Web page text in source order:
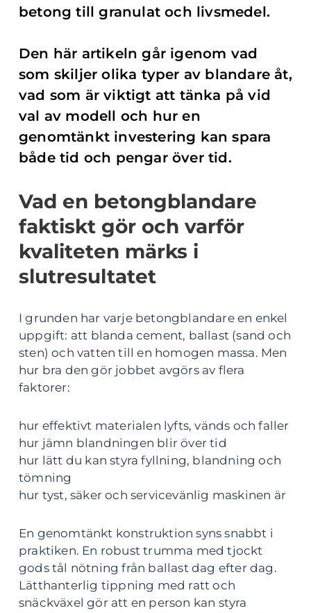
betong till granulat och livsmedel.
Den här artikeln går igenom vad
som skiljer olika typer av blandare åt,
vad som är viktigt att tänka på vid
val av modell och hur en
genomtänkt investering kan spara
både tid och pengar över tid.
Vad en betongblandare
faktiskt gör och varför
kvaliteten märks i
slutresultatet
I grunden har varje betongblandare en enkel
uppgift: att blanda cement, ballast (sand och
sten) och vatten till en homogen massa. Men
hur bra den gör jobbet avgörs av flera
faktorer:
hur effektivt materialen lyfts, vänds och faller
hur jämn blandningen blir över tid
hur lätt du kan styra fyllning, blandning och
tömning
hur tyst, säker och servicevänlig maskinen är
En genomtänkt konstruktion syns snabbt i
praktiken. En robust trumma med tjockt
gods tål nötning från ballast dag efter dag.
Lätthanterlig tippning med ratt och
snäckväxel gör att en person kan styra